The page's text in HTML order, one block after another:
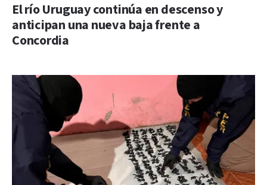
El río Uruguay continúa en descenso y
anticipan una nueva baja frente a
Concordia